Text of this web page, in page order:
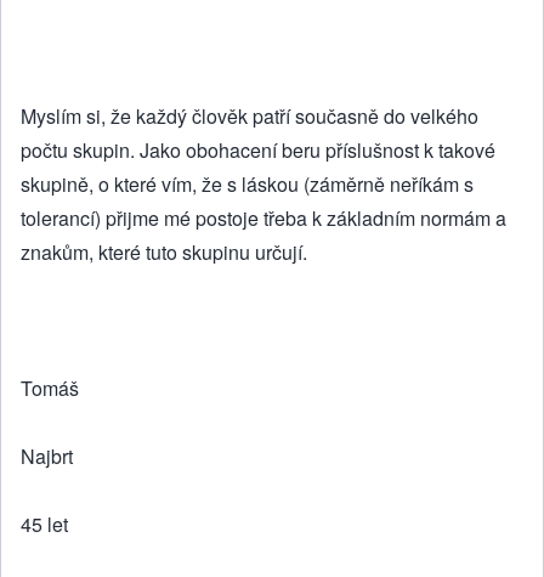
Myslím si, že každý člověk patří současně do velkého
počtu skupin. Jako obohacení beru příslušnost k takové
skupině, o které vím, že s láskou (záměrně neříkám s
tolerancí) přijme mé postoje třeba k základním normám a
znakům, které tuto skupinu určují.
Tomáš
Najbrt
45 let